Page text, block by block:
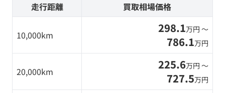
走行距離 買取相場価格
10,000km 298.1万円 〜
786.1万円
20,000km 225.6万円 〜
727.5万円